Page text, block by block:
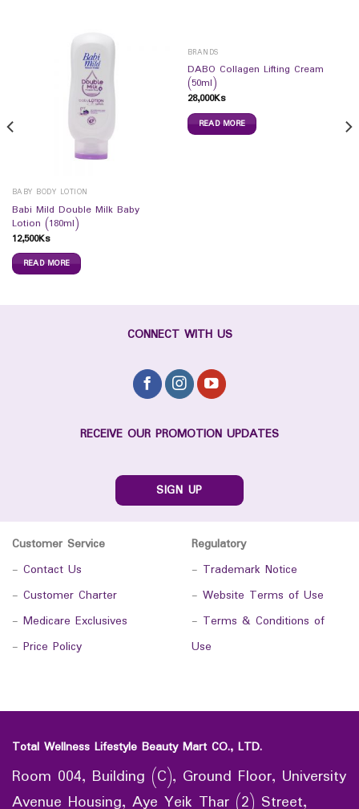
BABY BODY LOTION
Babi Mild Double Milk Baby
Lotion (180ml)
12,500Ks
READ MORE
BRANDS
DABO Collagen Lifting Cream
(50ml)
28,000Ks
READ MORE
CONNECT WITH US
RECEIVE OUR PROMOTION UPDATES
SIGN UP
Customer Service
- Contact Us
- Customer Charter
- Medicare Exclusives
- Price Policy
Regulatory
- Trademark Notice
- Website Terms of Use
- Terms & Conditions of
Use
Total Wellness Lifestyle Beauty Mart CO., LTD.
Room 004, Building (C), Ground Floor, University
Avenue Housing, Aye Yeik Thar (2) Street,